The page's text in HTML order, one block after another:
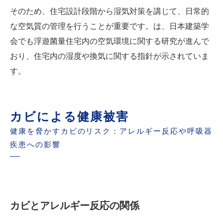
そのため、住宅設計段階から湿気対策を講じて、日常的
な空気質の管理を行うことが重要です。は、日本建築学
会でも浮遊菌量住宅内の空気環境に関する研究が進んで
おり、住宅内の湿度や換気に関する指針が示されていま
す。
カビによる健康被害
健康を脅かすカビのリスク：アレルギー反応や呼吸器
疾患への影響
カビとアレルギー反応の関係